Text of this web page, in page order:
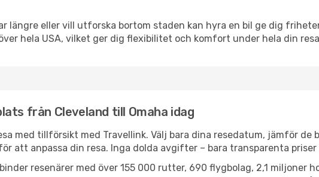
längre eller vill utforska bortom staden kan hyra en bil ge dig
hela USA, vilket ger dig flexibilitet och komfort under hela din
från Cleveland till Omaha idag
med tillförsikt med Travellink. Välj bara dina resedatum, jämför
att anpassa din resa. Inga dolda avgifter – bara transparenta priser
resenärer med över 155 000 rutter, 690 flygbolag, 2,1 miljoner